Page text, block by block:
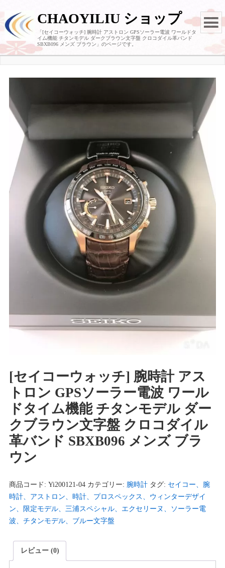
CHAOYILIU ショップ
「[セイコーウォッチ] 腕時計 アストロン GPSソーラー電波 ワールドタ
イム機能 チタンモデル ダークブラウン文字盤 クロコダイル革バンド
SBXB096 メンズ ブラウン」のページです。
[セイコーウォッチ] 腕時計 アス
トロン GPSソーラー電波 ワール
ドタイム機能 チタンモデル ダー
クブラウン文字盤 クロコダイル
革バンド SBXB096 メンズ ブラ
ウン
商品コード: Yi200121-04 カテゴリー: 腕時計 タグ: セイコー、腕
時計、アストロン、時計、プロスペックス、ウィンターデザイ
ン、限定モデル、三浦スペシャル、エクセリーヌ、ソーラー電
波、チタンモデル、ブルー文字盤
レビュー (0)